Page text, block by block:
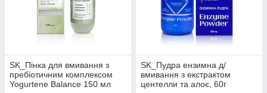
SK_Пінка для вмивання з
пребіотичним комплексом
Yogurtene Balance 150 мл
SK_Пудра ензимна д/
вмивання з екстрактом
центелли та алоє, 60г